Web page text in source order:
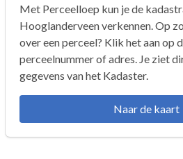
Met Perceelloep kun je de
Hooglanderveen verkennen. Op
over een perceel? Klik het aan op
perceelnummer of adres. Je ziet
gegevens van het Kadaster.
Naar de kaart